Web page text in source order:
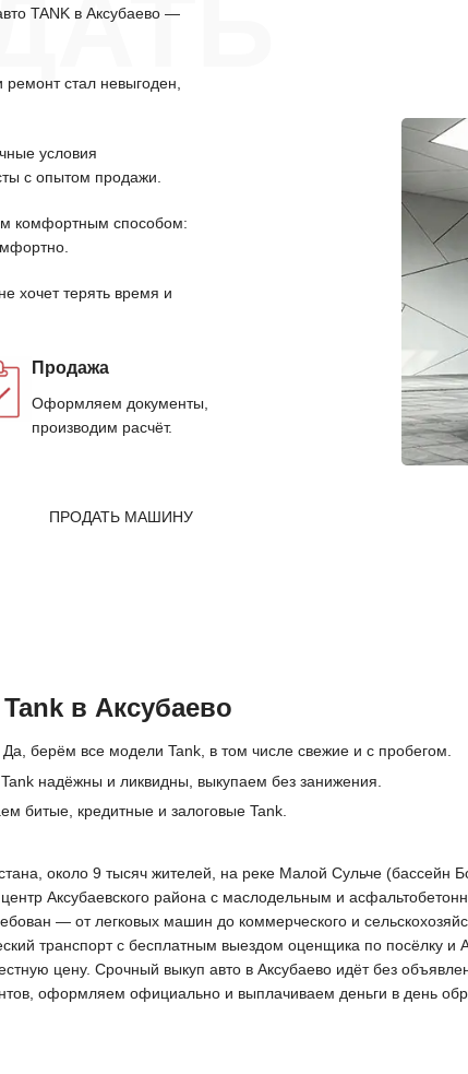
TANK в Аксубаево —
стал невыгоден,
условия
с опытом продажи.
комфортным способом:
хочет терять время и
Продажа
Оформляем документы,
производим расчёт.
ПРОДАТЬ МАШИНУ
в Аксубаево
Да, берём все модели Tank, в том числе свежие и с пробегом.
надёжны и ликвидны, выкупаем без занижения.
битые, кредитные и залоговые Tank.
около 9 тысяч жителей, на реке Малой Сульче
центр Аксубаевского района с маслодельным и
— от легковых машин до коммерческого и
транспорт с бесплатным выездом оценщика по посёлку и
цену. Срочный выкуп авто в Аксубаево идёт без
оформляем официально и выплачиваем деньги в день